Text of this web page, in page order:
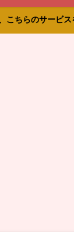
こちらのサービ